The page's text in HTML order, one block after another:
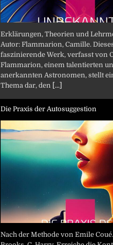
Erklärungen, Theorien und
Autor: Flammarion, Camille.
faszinierende Werk, verfasst von
Flammarion, einem talentierten
anerkannten Astronomen, stellt
Thema dar, den [...]
Die Praxis der Autosuggestion
Nach der Methode von Emile